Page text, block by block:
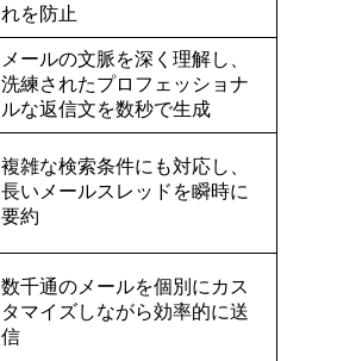
れを防止
メールの文脈を深く理解し、
洗練されたプロフェッショナ
ルな返信文を数秒で生成
複雑な検索条件にも対応し、
長いメールスレッドを瞬時に
要約
数千通のメールを個別にカス
タマイズしながら効率的に送
信